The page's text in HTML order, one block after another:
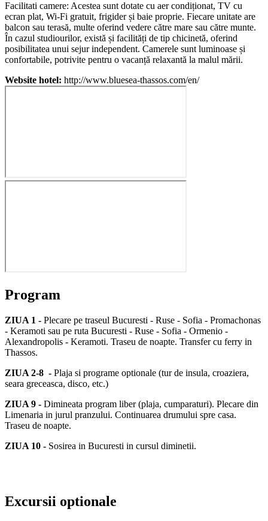
Facilitati camere: Acestea sunt dotate cu aer condiționat, TV cu
ecran plat, Wi-Fi gratuit, frigider și baie proprie. Fiecare unitate are
balcon sau terasă, multe oferind vedere către mare sau către munte.
În cazul studiourilor, există și facilități de tip chicinetă, oferind
posibilitatea unui sejur independent. Camerele sunt luminoase și
confortabile, potrivite pentru o vacanță relaxantă la malul mării.
Website hotel: http://www.bluesea-thassos.com/en/
Program
ZIUA 1 - Plecare pe traseul Bucuresti - Ruse - Sofia - Promachonas
- Keramoti sau pe ruta Bucuresti - Ruse - Sofia - Ormenio -
Alexandropolis - Keramoti. Traseu de noapte. Transfer cu ferry in
Thassos.
ZIUA 2-8 - Plaja si programe optionale (tur de insula, croaziera,
seara greceasca, disco, etc.)
ZIUA 9 - Dimineata program liber (plaja, cumparaturi). Plecare din
Limenaria in jurul pranzului. Continuarea drumului spre casa.
Traseu de noapte.
ZIUA 10 - Sosirea in Bucuresti in cursul diminetii.
Excursii optionale